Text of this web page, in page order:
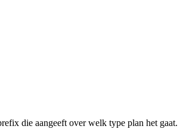
die aangeeft over welk type plan het gaat.